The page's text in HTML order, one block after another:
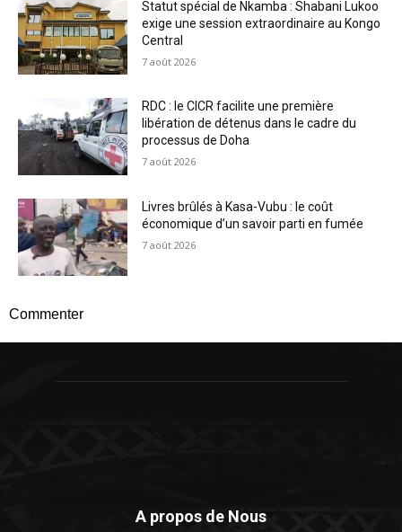
Statut spécial de Nkamba : Shabani Lukoo
exige une session extraordinaire au Kongo
Central
7 août 2026
RDC : le CICR facilite une première
libération de détenus dans le cadre du
processus de Doha
7 août 2026
Livres brûlés à Kasa-Vubu : le coût
économique d’un savoir parti en fumée
7 août 2026
Commenter
A propos de Nous